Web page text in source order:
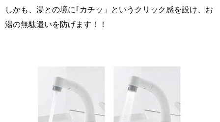
しかも、湯との境に｢カチッ」というクリック感を設け、お
湯の無駄遣いを防げます！！